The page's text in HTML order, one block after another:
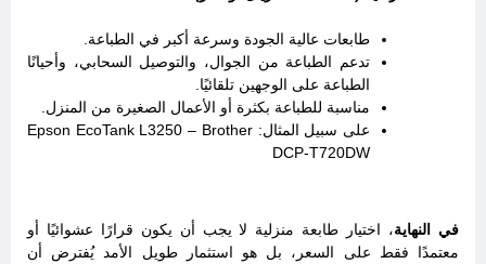
طابعات عالية الجودة وسرعة أكبر في الطباعة.
تدعم الطباعة من الجوال، والتوصيل السحابي، وأحيانًا
الطباعة على الوجهين تلقائيًا.
مناسبة للطباعة بكثرة أو الأعمال الصغيرة من المنزل.
على سبيل المثال: Epson EcoTank L3250 – Brother
DCP-T720DW
في النهاية، اختيار طابعة منزلية لا يجب أن يكون قرارًا عشوائيًا أو
معتمدًا فقط على السعر، بل هو استثمار طويل الأمد يُفترض أن